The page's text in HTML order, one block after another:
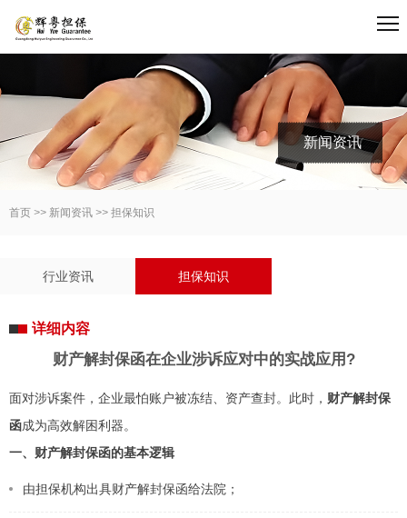
新闻资讯
首页 >> 新闻资讯 >> 担保知识
行业资讯 担保知识
详细内容
财产解封保函在企业涉诉应对中的实战应用?
面对涉诉案件，企业最怕账户被冻结、资产查封。此时， 财产解封保
函成为高效解困利器。
一、财产解封保函的基本逻辑
由担保机构出具财产解封保函给法院；